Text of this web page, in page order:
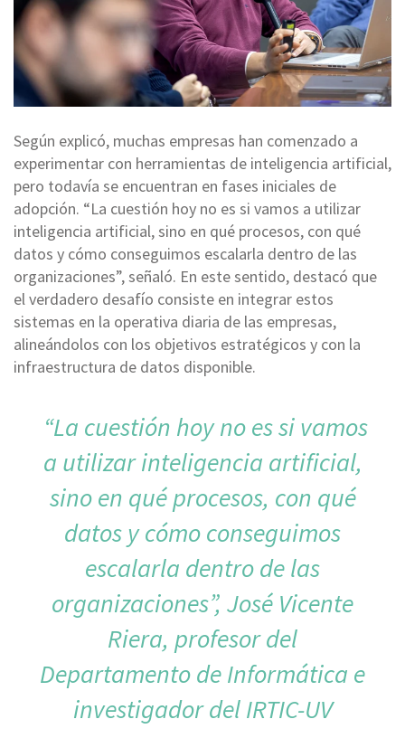
Según explicó, muchas empresas han comenzado a
experimentar con herramientas de inteligencia artificial,
pero todavía se encuentran en fases iniciales de
adopción. “La cuestión hoy no es si vamos a utilizar
inteligencia artificial, sino en qué procesos, con qué
datos y cómo conseguimos escalarla dentro de las
organizaciones”, señaló. En este sentido, destacó que
el verdadero desafío consiste en integrar estos
sistemas en la operativa diaria de las empresas,
alineándolos con los objetivos estratégicos y con la
infraestructura de datos disponible.
“La cuestión hoy no es si vamos
a utilizar inteligencia artificial,
sino en qué procesos, con qué
datos y cómo conseguimos
escalarla dentro de las
organizaciones”, José Vicente
Riera, profesor del
Departamento de Informática e
investigador del IRTIC-UV